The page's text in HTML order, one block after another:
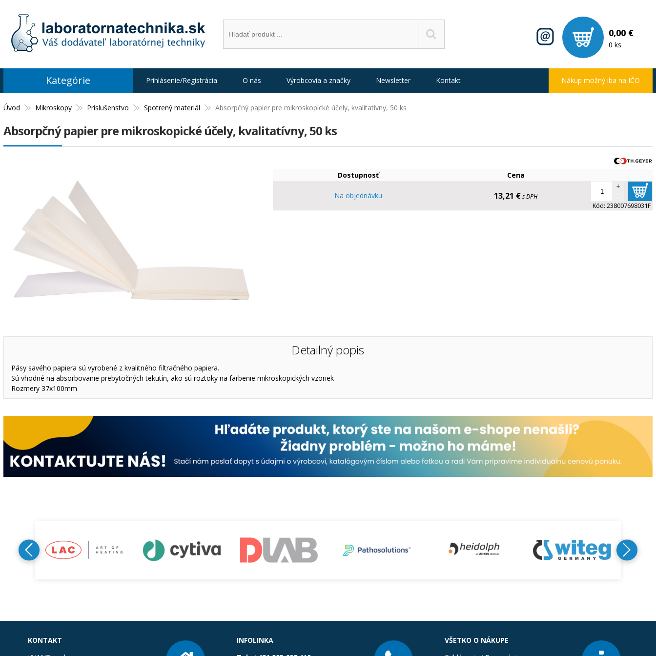
0,00 €
0 ks
Úvod Mikroskopy Príslušenstvo Spotrený materiál Absorpčný papier pre mikroskopické účely, kvalitatívny, 50 ks
Absorpčný papier pre mikroskopické účely, kvalitatívny, 50 ks
Dostupnosť Cena
Na objednávku 13,21 €s DPH
+
-
Kód: 238007698031F
Detailný popis
Pásy savého papiera sú vyrobené z kvalitného filtračného papiera.
Sú vhodné na absorbovanie prebytočných tekutín, ako sú roztoky na farbenie mikroskopických vzoriek
Rozmery 37x100mm
Kategórie Prihlásenie/Registrácia O nás Výrobcovia a značky Newsletter Kontakt Nákup možný iba na IČO
KONTAKT
INFOLINKA
VŠETKO O NÁKUPE